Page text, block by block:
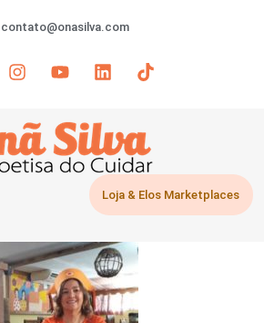
contato@onasilva.com
Loja & Elos Marketplaces